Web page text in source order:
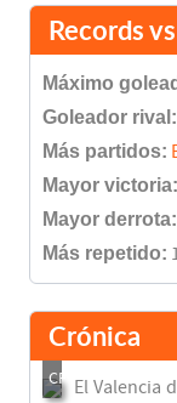
Records
Máximo
Goleador rival:
Más partidos:
Mayor victoria:
Mayor derrota:
Más repetido:
Crónica
El Valencia